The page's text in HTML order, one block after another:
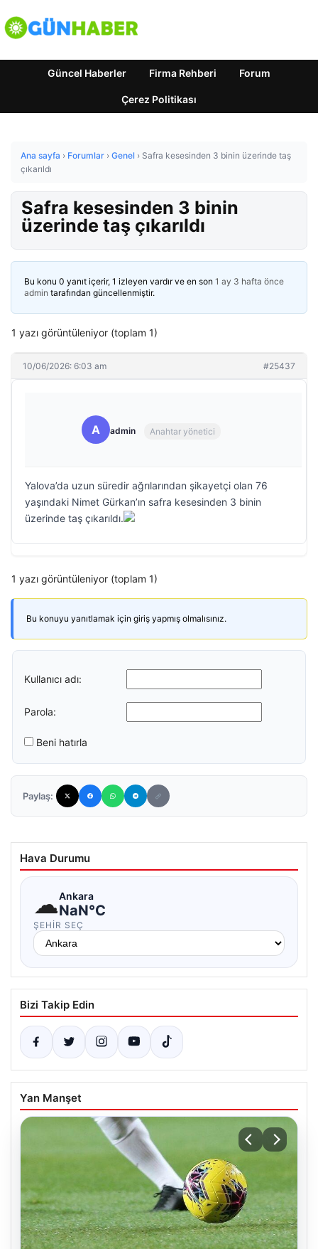
Güncel Haberler Firma Rehberi Forum
Çerez Politikası
Ana sayfa › Forumlar › Genel › Safra kesesinden 3 binin üzerinde taş
çıkarıldı
Safra kesesinden 3 binin
üzerinde taş çıkarıldı
Bu konu 0 yanıt içerir, 1 izleyen vardır ve en son 1 ay 3 hafta önce
admin tarafından güncellenmiştir.
1 yazı görüntüleniyor (toplam 1)
10/06/2026: 6:03 am #25437
A admin Anahtar yönetici
Yalova’da uzun süredir ağrılarından şikayetçi olan 76
yaşındaki Nimet Gürkan’ın safra kesesinden 3 binin
üzerinde taş çıkarıldı.
1 yazı görüntüleniyor (toplam 1)
Bu konuyu yanıtlamak için giriş yapmış olmalısınız.
Kullanıcı adı:
Parola:
Beni hatırla
Paylaş:
Hava Durumu
☁Ankara
NaN°C
ŞEHIR SEÇ
Bizi Takip Edin
Yan Manşet